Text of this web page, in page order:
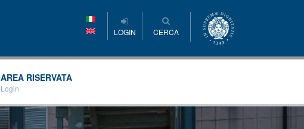
LOGIN CERCA
AREA RISERVATA
Login